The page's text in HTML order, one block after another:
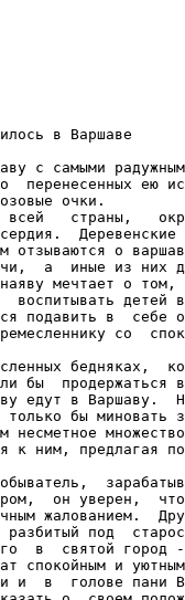
в Варшаве
с самыми
перенесенных ею
очки.
страны,
отзываются о
а  иные из них
мечтает о том,
детей
подавить в  себе
со
бедняках,
бы
едут в Варшаву.
бы миновать
к ним, предлагая
он уверен,
жалованием.
под
в  святой город
спокойным и
и  в  голове пани